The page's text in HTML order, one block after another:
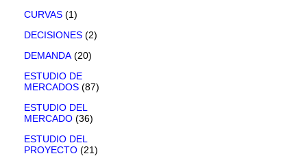
CURVAS (1)
DECISIONES (2)
DEMANDA (20)
ESTUDIO DE
MERCADOS (87)
ESTUDIO DEL
MERCADO (36)
ESTUDIO DEL
PROYECTO (21)